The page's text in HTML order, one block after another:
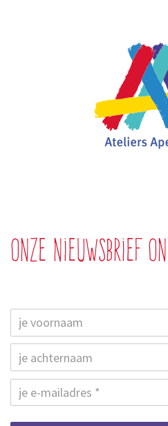
Onze nieuwsbrief